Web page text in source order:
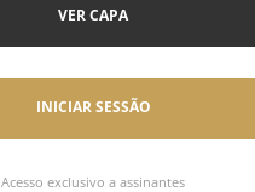
VER CAPA
INICIAR SESSÃO
Acesso exclusivo a assinantes